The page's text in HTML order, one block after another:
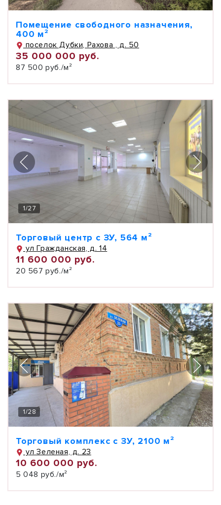
Помещение свободного назначения,
400 м²
поселок Дубки, Рахова , д. 50
35 000 000 руб.
87 500 руб./м²
1/27
Торговый центр с ЗУ, 564 м²
ул Гражданская, д. 14
11 600 000 руб.
20 567 руб./м²
1/28
Торговый комплекс с ЗУ, 2100 м²
ул Зеленая, д. 23
10 600 000 руб.
5 048 руб./м²